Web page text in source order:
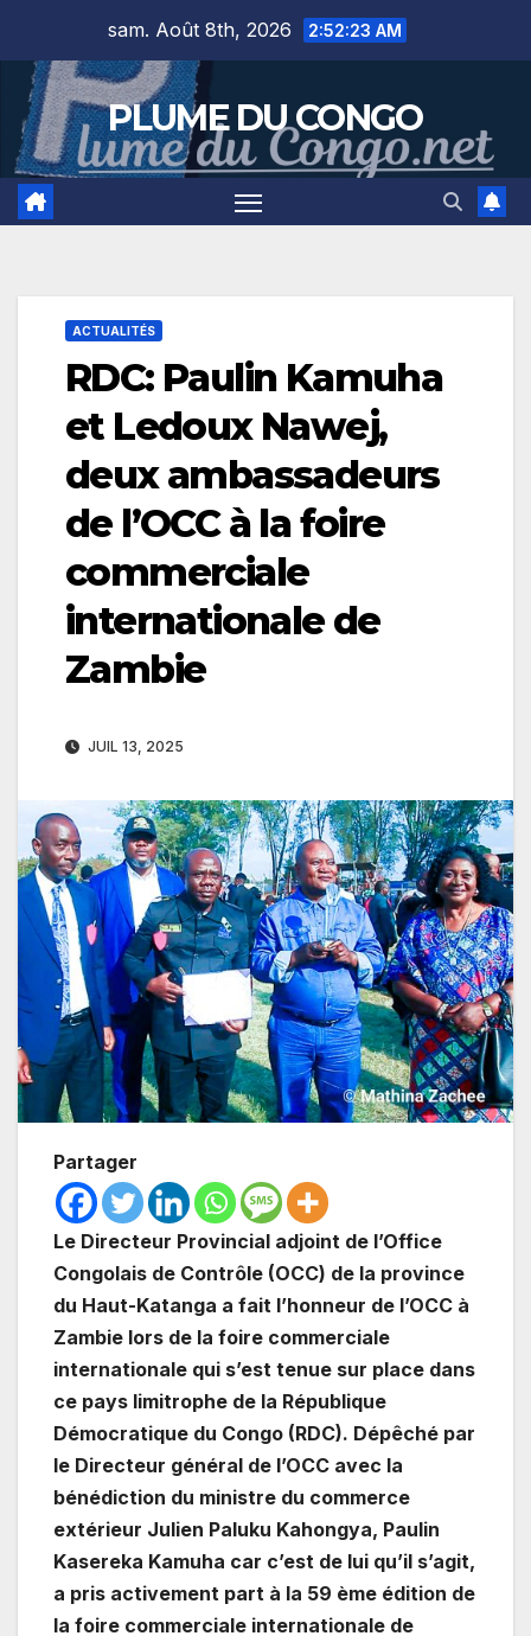
content
sam. Août 8th, 2026 2:52:24 AM
PLUME DU CONGO
ACTUALITÉS
RDC: Paulin Kamuha
et Ledoux Nawej,
deux ambassadeurs
de l’OCC à la foire
commerciale
internationale de
Zambie
JUIL 13, 2025
Partager
Le Directeur Provincial adjoint de l’Office
Congolais de Contrôle (OCC) de la province
du Haut-Katanga a fait l’honneur de l’OCC à
Zambie lors de la foire commerciale
internationale qui s’est tenue sur place dans
ce pays limitrophe de la République
Démocratique du Congo (RDC). Dépêché par
le Directeur général de l’OCC avec la
bénédiction du ministre du commerce
extérieur Julien Paluku Kahongya, Paulin
Kasereka Kamuha car c’est de lui qu’il s’agit,
a pris activement part à la 59 ème édition de
la foire commerciale internationale de